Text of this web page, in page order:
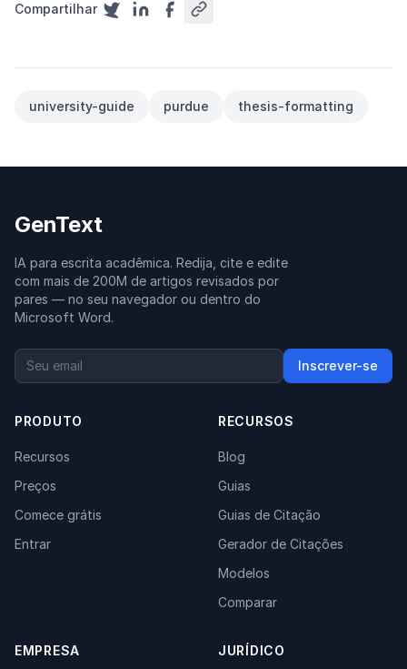
Compartilhar
university-guide purdue thesis-formatting
GenText
IA para escrita acadêmica. Redija, cite e edite
com mais de 200M de artigos revisados por
pares — no seu navegador ou dentro do
Microsoft Word.
Inscrever-se
PRODUTO
Recursos
Preços
Comece grátis
Entrar
RECURSOS
Blog
Guias
Guias de Citação
Gerador de Citações
Modelos
Comparar
EMPRESA JURÍDICO